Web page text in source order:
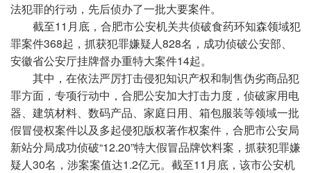
法犯罪的行动，先后侦办了一批大要案件。
截至11月底，合肥市公安机关共侦破食药环知森领域犯
罪案件368起，抓获犯罪嫌疑人828名，成功侦破公安部、
安徽省公安厅挂牌督办重特大案件14起。
其中，在依法严厉打击侵犯知识产权和制售伪劣商品犯
罪方面，专项行动中，合肥公安加大打击力度，侦破家用电
器、建筑材料、数码产品、家庭日用、箱包服装等领域一批
假冒侵权案件以及多起侵犯版权著作权案件，合肥市公安局
新站分局成功侦破“12.20”特大假冒品牌饮料案，抓获犯罪嫌
疑人30名，涉案案值达1.2亿元。截至11月底，该市公安机